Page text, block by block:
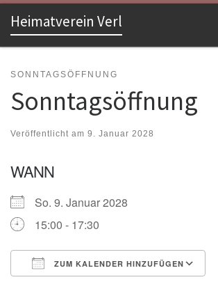
Zum Inhalt springen
Heimatverein Verl
SONNTAGSÖFFNUNG
Sonntagsöffnung
Veröffentlicht am 9. Januar 2028
WANN
So. 9. Januar 2028
15:00 - 17:30
ZUM KALENDER HINZUFÜGEN